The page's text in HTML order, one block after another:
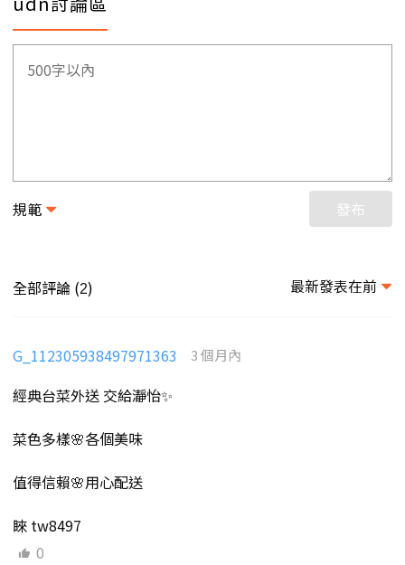
規範 發布
全部評論 (2) 最新發表在前
G_112305938497971363 3 個月內
經典台菜外送 交給瀞怡✨
菜色多樣🌸各個美味
值得信賴🌸用心配送
睞 tw8497
0